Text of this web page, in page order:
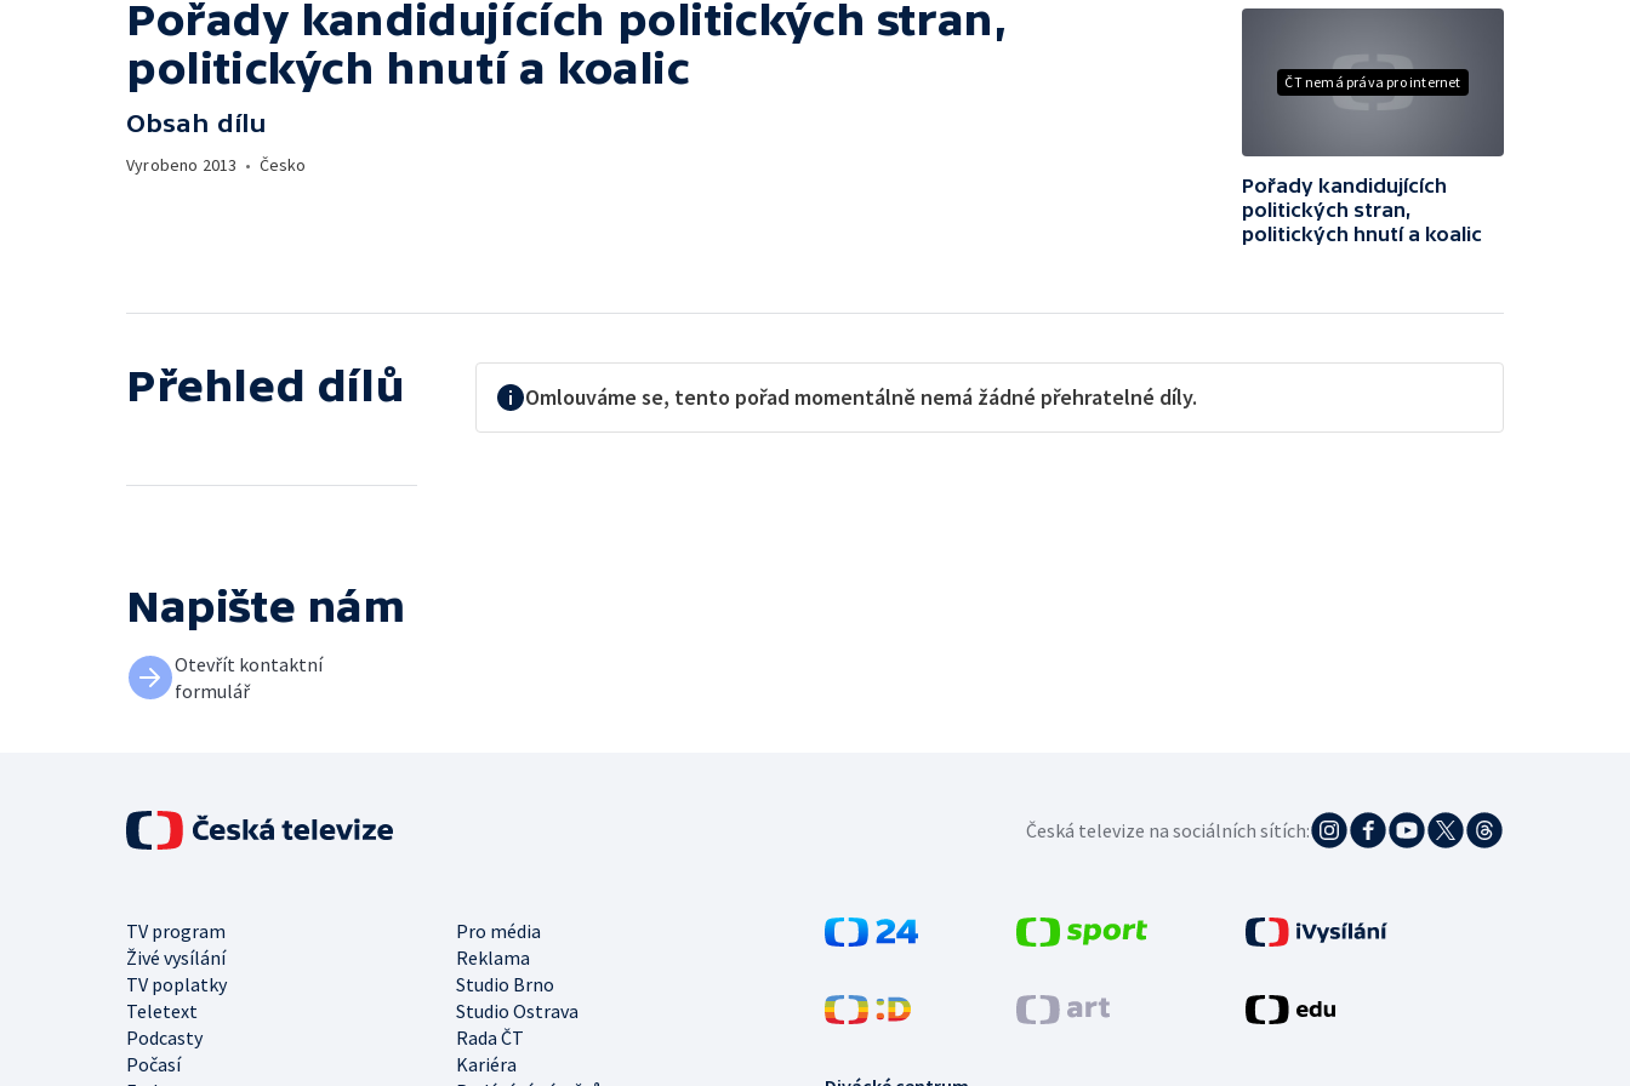
Pořady kandidujících politických stran,
politických hnutí a koalic
Obsah dílu
Vyrobeno 2013 • Česko
ČT nemá práva pro internet
Pořady kandidujících
politických stran,
politických hnutí a koalic
Přehled dílů Omlouváme se, tento pořad momentálně nemá žádné přehratelné díly.
Napište nám
Otevřít kontaktní
formulář
TV program
Pro média
Živé vysílání
Reklama
TV poplatky
Studio Brno
Teletext
Studio Ostrava
Podcasty
Rada ČT
Počasí
Kariéra
Česká televize na sociálních sítích: